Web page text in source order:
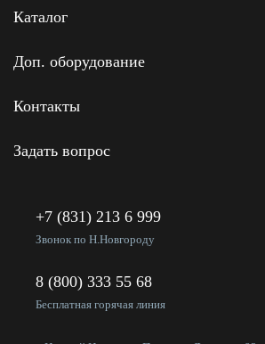
Каталог
Доп. оборудование
Контакты
Задать вопрос
+7 (831) 213 6 999
Звонок по Н.Новгороду
8 (800) 333 55 68
Бесплатная горячая линия